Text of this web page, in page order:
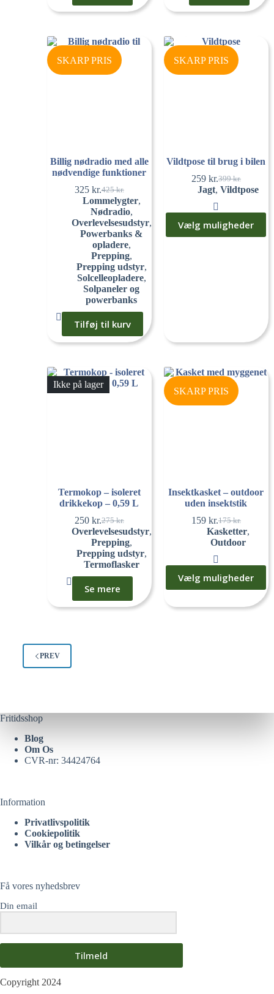
SKARP PRIS
Billig nødradio med alle
nødvendige funktioner
425kr.
325 kr.
Lommelygter,
Nødradio,
Overlevelsesudstyr,
Powerbanks &
opladere,
Prepping,
Prepping udstyr,
Solcelleopladere,
Solpaneler og
powerbanks
Tilføj til kurv
SKARP PRIS
Vildtpose til brug i bilen
399kr.
259 kr.
Jagt,Vildtpose
Vælg muligheder
Ikke på lager
Termokop – isoleret
drikkekop – 0,59 L
275kr.
250 kr.
Overlevelsesudstyr,
Prepping,
Prepping udstyr,
Termoflasker
Se mere
SKARP PRIS
Insektkasket – outdoor
uden insektstik
175kr.
159 kr.
Kasketter,
Outdoor
Vælg muligheder
PREV
Fritidsshop
Blog
Om Os
CVR-nr: 34424764
Information
Privatlivspolitik
Cookiepolitik
Vilkår og betingelser
Få vores nyhedsbrev
Din email
Tilmeld
Copyright 2024